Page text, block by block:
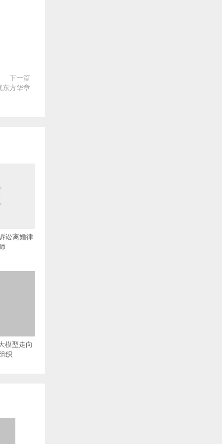
下一篇
东方华章
讼离婚律
模型走向
织